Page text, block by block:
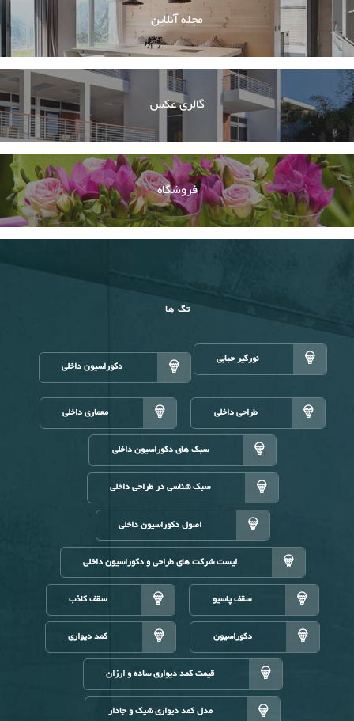
مجله آنلاین
گالری عکس
فروشگاه
تگ ها
نورگیر حبابی دکوراسیون داخلی
طراحی داخلی معماری داخلی
سبک های دکوراسیون داخلی
سبک شناسی در طراحی داخلی
اصول دکوراسیون داخلی
لیست شرکت های طراحی و دکوراسیون داخلی
سقف پاسیو سقف کاذب
دکوراسیون کمد دیواری
قیمت کمد دیواری ساده و ارزان
مدل کمد دیواری شیک و جادار